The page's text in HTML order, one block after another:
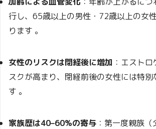
行し、65歳以上の男性・72歳以上の女
ります 。
女性のリスクは閉経後に増加 ：エスト
スクが高まり、閉経前後の女性には特
す 。
家族歴は40–60%の寄与 ：第一度親族